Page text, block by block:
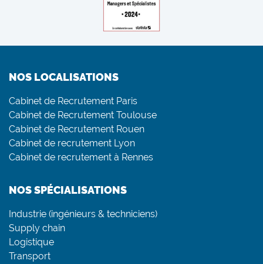
NOS LOCALISATIONS
Cabinet de Recrutement Paris
Cabinet de Recrutement Toulouse
Cabinet de Recrutement Rouen
Cabinet de recrutement Lyon
Cabinet de recrutement à Rennes
NOS SPÉCIALISATIONS
Industrie (ingénieurs & techniciens)
Supply chain
Logistique
Transport